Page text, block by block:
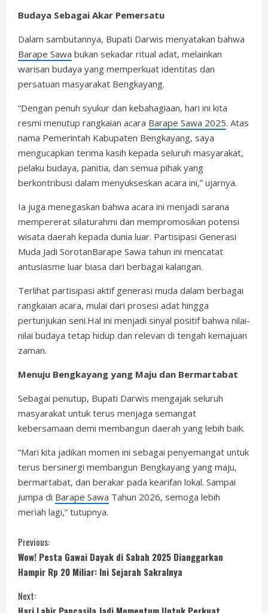
Budaya Sebagai Akar Pemersatu
Dalam sambutannya, Bupati Darwis menyatakan bahwa
Barape Sawa bukan sekadar ritual adat, melainkan
warisan budaya yang memperkuat identitas dan
persatuan masyarakat Bengkayang.
“Dengan penuh syukur dan kebahagiaan, hari ini kita
resmi menutup rangkaian acara Barape Sawa 2025. Atas
nama Pemerintah Kabupaten Bengkayang, saya
mengucapkan terima kasih kepada seluruh masyarakat,
pelaku budaya, panitia, dan semua pihak yang
berkontribusi dalam menyukseskan acara ini,” ujarnya.
Ia juga menegaskan bahwa acara ini menjadi sarana
mempererat silaturahmi dan mempromosikan potensi
wisata daerah kepada dunia luar. Partisipasi Generasi
Muda Jadi SorotanBarape Sawa tahun ini mencatat
antusiasme luar biasa dari berbagai kalangan.
Terlihat partisipasi aktif generasi muda dalam berbagai
rangkaian acara, mulai dari prosesi adat hingga
pertunjukan seni.Hal ini menjadi sinyal positif bahwa nilai-
nilai budaya tetap hidup dan relevan di tengah kemajuan
zaman.
Menuju Bengkayang yang Maju dan Bermartabat
Sebagai penutup, Bupati Darwis mengajak seluruh
masyarakat untuk terus menjaga semangat
kebersamaan demi membangun daerah yang lebih baik.
“Mari kita jadikan momen ini sebagai penyemangat untuk
terus bersinergi membangun Bengkayang yang maju,
bermartabat, dan berakar pada kearifan lokal. Sampai
jumpa di Barape Sawa Tahun 2026, semoga lebih
meriah lagi,” tutupnya.
C
o
n
Previous:
Wow! Pesta Gawai Dayak di Sabah 2025 Dianggarkan
Hampir Rp 20 Miliar: Ini Sejarah Sakralnya
Next: